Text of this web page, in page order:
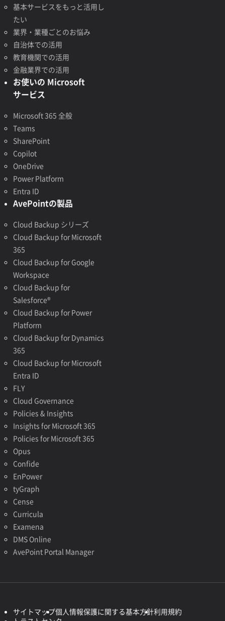
基本サービスをもっと活用し
たい
業界・業種ごとのお悩み
自治体での活用
教育機関での活用
金融業界での活用
お使いの Microsoft
サービス
Microsoft 365 全般
Teams
SharePoint
Copilot
OneDrive
Power Platform
Entra ID
AvePointの製品
Cloud Backup シリーズ
Cloud Backup for Microsoft
365
Cloud Backup for Google
Workspace
Cloud Backup for
Salesforce®
Cloud Backup for Power
Platform
Cloud Backup for Dynamics
365
Cloud Backup for Microsoft
Entra ID
FLY
Cloud Governance
Policies & Insights
Insights for Microsoft 365
Policies for Microsoft 365
Opus
Confide
EnPower
tyGraph
Cense
Curricula
Examena
DMS Online
AvePoint Portal Manager
サイトマップ個人情報保護に関する基本方針利用規約